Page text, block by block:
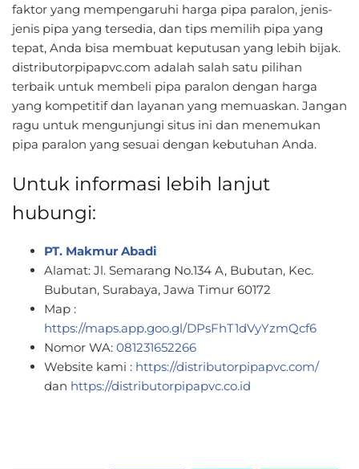
faktor yang mempengaruhi harga pipa paralon, jenis-
jenis pipa yang tersedia, dan tips memilih pipa yang
tepat, Anda bisa membuat keputusan yang lebih bijak.
distributorpipapvc.com adalah salah satu pilihan
terbaik untuk membeli pipa paralon dengan harga
yang kompetitif dan layanan yang memuaskan. Jangan
ragu untuk mengunjungi situs ini dan menemukan
pipa paralon yang sesuai dengan kebutuhan Anda.
Untuk informasi lebih lanjut
hubungi:
PT. Makmur Abadi
Alamat: Jl. Semarang No.134 A, Bubutan, Kec.
Bubutan, Surabaya, Jawa Timur 60172
Map :
https://maps.app.goo.gl/DPsFhT1dVyYzmQcf6
Nomor WA: 081231652266
Website kami : https://distributorpipapvc.com/
dan https://distributorpipapvc.co.id